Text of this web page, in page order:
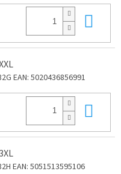
EAN: 5020436856991
EAN: 5051513595106